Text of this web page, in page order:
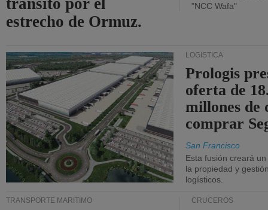
tránsito por el
estrecho de Ormuz.
"NCC Wafa"
LOGÍSTICA
Prologis
oferta de
millones de
comprar
San Francisco
Esta fusión creará
la propiedad y
logísticos.
TRANSPORTE MARÍTIMO CRUCEROS